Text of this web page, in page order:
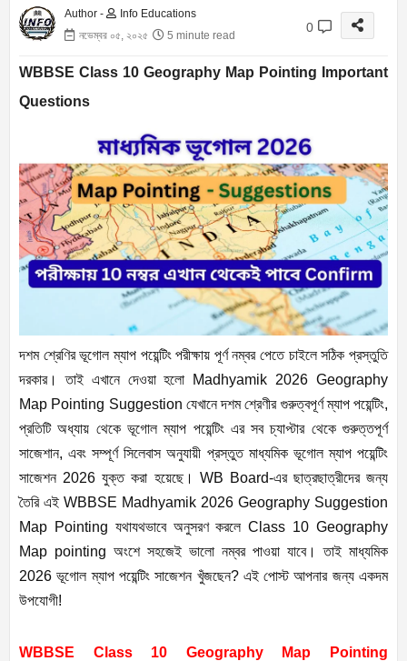
Author -
Info Educations
নভেম্বর ০৫, ২০২৫
5 minute read
0
WBBSE Class 10 Geography Map Pointing Important
Questions
দশম শ্রেণির ভূগোল ম্যাপ পয়েন্টিং পরীক্ষায় পূর্ণ নম্বর পেতে চাইলে সঠিক প্রস্তুতি
দরকার। তাই এখানে দেওয়া হলো Madhyamik 2026 Geography
Map Pointing Suggestion যেখানে দশম শ্রেণীর গুরুত্বপূর্ণ ম্যাপ পয়েন্টিং,
প্রতিটি অধ্যায় থেকে ভূগোল ম্যাপ পয়েন্টিং এর সব চ্যাপ্টার থেকে গুরুত্তপূর্ণ
সাজেশান, এবং সম্পূর্ণ সিলেবাস অনুযায়ী প্রস্তুত মাধ্যমিক ভূগোল ম্যাপ পয়েন্টিং
সাজেশন 2026 যুক্ত করা হয়েছে। WB Board-এর ছাত্রছাত্রীদের জন্য
তৈরি এই WBBSE Madhyamik 2026 Geography Suggestion
Map Pointing যথাযথভাবে অনুসরণ করলে Class 10 Geography
Map pointing অংশে সহজেই ভালো নম্বর পাওয়া যাবে। তাই মাধ্যমিক
2026 ভূগোল ম্যাপ পয়েন্টিং সাজেশন খুঁজছেন? এই পোস্ট আপনার জন্য একদম
উপযোগী!
WBBSE Class 10 Geography Map Pointing